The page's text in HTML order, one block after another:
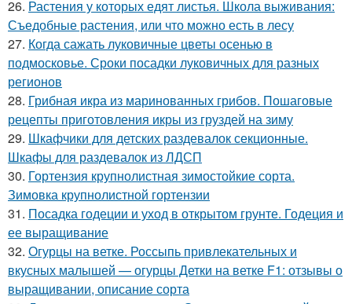
26. Растения у которых едят листья. Школа выживания:
Съедобные растения, или что можно есть в лесу
27. Когда сажать луковичные цветы осенью в
подмосковье. Сроки посадки луковичных для разных
регионов
28. Грибная икра из маринованных грибов. Пошаговые
рецепты приготовления икры из груздей на зиму
29. Шкафчики для детских раздевалок секционные.
Шкафы для раздевалок из ЛДСП
30. Гортензия крупнолистная зимостойкие сорта.
Зимовка крупнолистной гортензии
31. Посадка годеции и уход в открытом грунте. Годеция и
ее выращивание
32. Огурцы на ветке. Россыпь привлекательных и
вкусных малышей — огурцы Детки на ветке F1: отзывы о
выращивании, описание сорта